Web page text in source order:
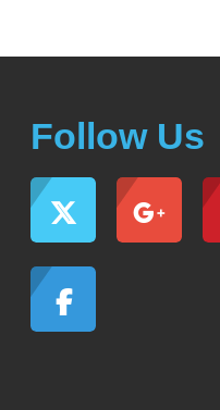
Follow Us